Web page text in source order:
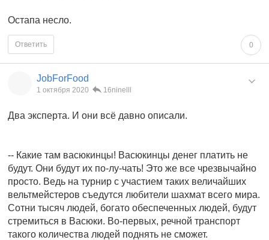
Остапа несло.
0
Ответить
JobForFood
1 октября 2020 16ninelll
Два эксперта. И они всё давно описали.
-- Какие там васюкинцы! Васюкинцы денег платить не
будут. Они будут их по-лу-чать! Это же все чрезвычайно
просто. Ведь на турнир с участием таких величайших
вельтмейстеров съедутся любители шахмат всего мира.
Сотни тысяч людей, богато обеспеченных людей, будут
стремиться в Васюки. Во-первых, речной транспорт
такого количества людей поднять не сможет.